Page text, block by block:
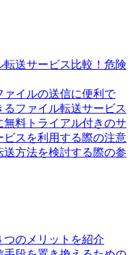
転送サービス比較！危険
イルの送信に便利で
ファイル転送サービス
料トライアル付きのサ
スを利用する際の注意
方法を検討する際の参
のメリットを紹介